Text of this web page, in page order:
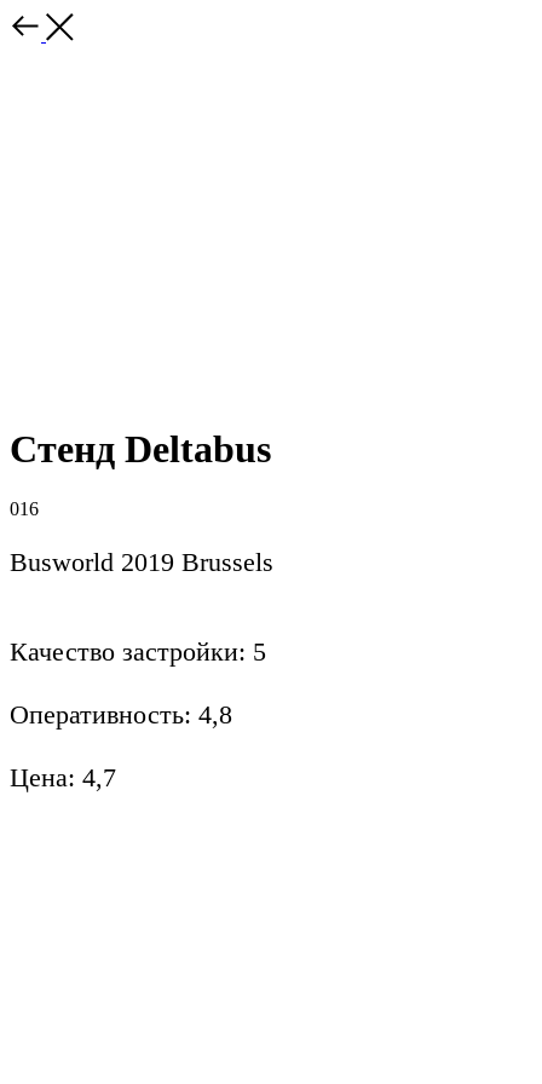
Стенд Deltabus
016
Busworld 2019 Brussels
Качество застройки: 5
Оперативность: 4,8
Цена: 4,7